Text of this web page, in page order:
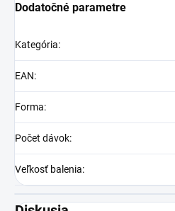
Dodatočné parametre
Kategória:
EAN:
Forma:
Počet dávok:
Veľkosť balenia: